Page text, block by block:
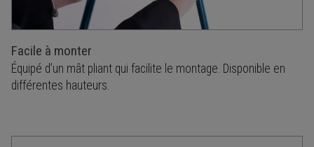
Facile à monter
Équipé d’un mât pliant qui facilite le montage. Disponible en
différentes hauteurs.